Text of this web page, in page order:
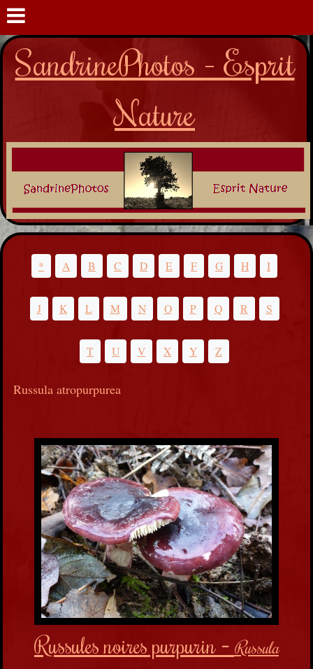
SandrinePhotos - Esprit
Nature
* A B C D E F G H I
J K L M N O P Q R S
T U V X Y Z
Russula atropurpurea
Russules noires purpurin - Russula